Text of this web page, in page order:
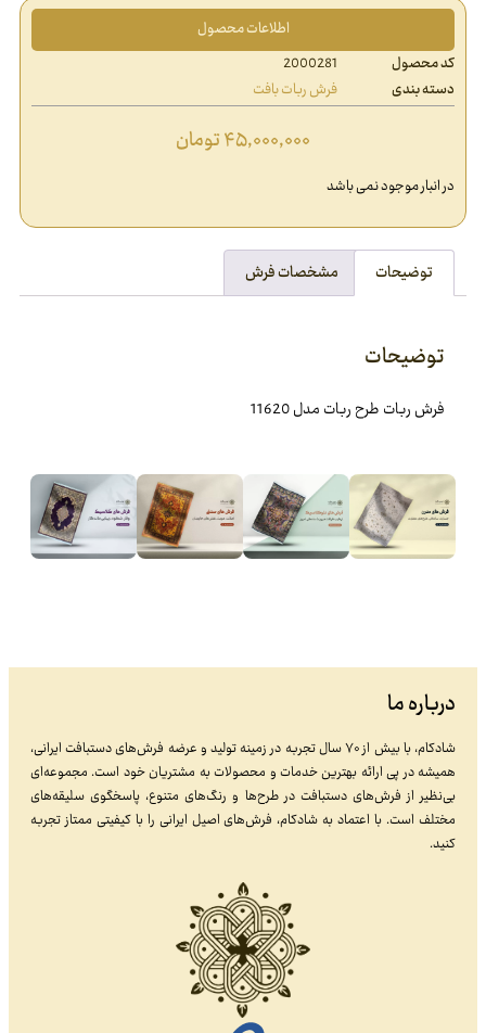
اطلاعات محصول
کد محصول
2000281
دسته بندی
فرش ربات بافت
۴۵,۰۰۰,۰۰۰تومان
در انبار موجود نمی باشد
توضیحات مشخصات فرش
توضیحات
فرش ربات طرح ربات مدل 11620
درباره ما
شادکام، با بیش از ۷۰ سال تجربه در زمینه تولید و عرضه فرش‌های دستبافت ایرانی،
همیشه در پی ارائه بهترین خدمات و محصولات به مشتریان خود است. مجموعه‌ای
بی‌نظیر از فرش‌های دستبافت در طرح‌ها و رنگ‌های متنوع، پاسخگوی سلیقه‌های
مختلف است. با اعتماد به شادکام، فرش‌های اصیل ایرانی را با کیفیتی ممتاز تجربه
کنید.